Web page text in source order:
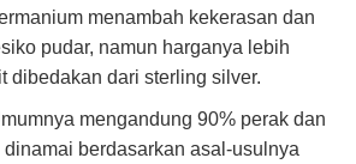
menambah kekerasan dan
pudar, namun harganya lebih
dibedakan dari sterling silver.
mengandung 90% perak dan
dinamai berdasarkan asal-usulnya